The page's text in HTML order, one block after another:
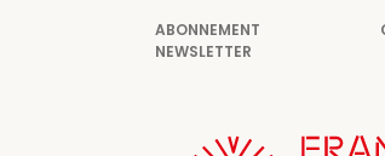
ABONNEMENT
NEWSLETTER